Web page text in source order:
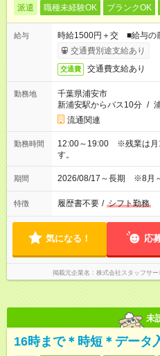
派遣 職種未経験OK ブランクOK
給与
時給1500円＋交 ■給与の
交通費別途支給あり
交通費 交通費支給あり
勤務地
千葉県浦安市
新浦安駅からバス10分 /
流通関連
勤務時間
12:00～19:00 ※残業は月
す。
期間 2026/08/17～長期 ※8月
特徴 履歴書不要 / シフト勤務
気になる！ 応
掲載元企業名 株式会社スタッフサー
未
16時まで＊時短＊データ